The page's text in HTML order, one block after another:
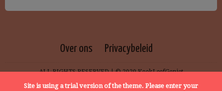
Over ons Privacybeleid
ALL RIGHTS RESERVED | © 2020 KookLeefGeniet
Site is using a trial version of the theme. Please enter your